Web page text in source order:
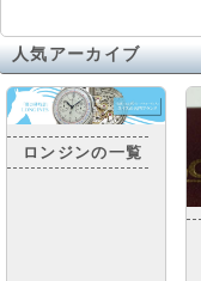
人気アーカイブ
ロンジンの一覧